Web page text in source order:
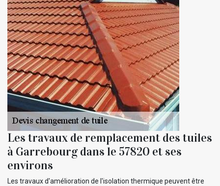
Les travaux de remplacement des tuiles
à Garrebourg dans le 57820 et ses
environs
Les travaux d'amélioration de l'isolation thermique peuvent être